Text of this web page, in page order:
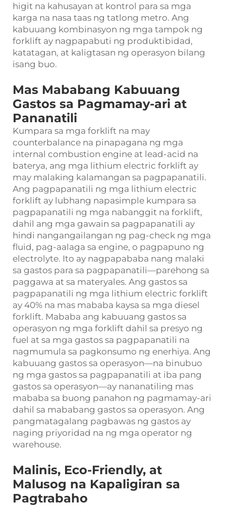
higit na kahusayan at kontrol para sa mga
karga na nasa taas ng tatlong metro. Ang
kabuuang kombinasyon ng mga tampok ng
forklift ay nagpapabuti ng produktibidad,
katatagan, at kaligtasan ng operasyon bilang
isang buo.
Mas Mababang Kabuuang
Gastos sa Pagmamay-ari at
Pananatili
Kumpara sa mga forklift na may
counterbalance na pinapagana ng mga
internal combustion engine at lead-acid na
baterya, ang mga lithium electric forklift ay
may malaking kalamangan sa pagpapanatili.
Ang pagpapanatili ng mga lithium electric
forklift ay lubhang napasimple kumpara sa
pagpapanatili ng mga nabanggit na forklift,
dahil ang mga gawain sa pagpapanatili ay
hindi nangangailangan ng pag-check ng mga
fluid, pag-aalaga sa engine, o pagpapuno ng
electrolyte. Ito ay nagpapababa nang malaki
sa gastos para sa pagpapanatili—parehong sa
paggawa at sa materyales. Ang gastos sa
pagpapanatili ng mga lithium electric forklift
ay 40% na mas mababa kaysa sa mga diesel
forklift. Mababa ang kabuuang gastos sa
operasyon ng mga forklift dahil sa presyo ng
fuel at sa mga gastos sa pagpapanatili na
nagmumula sa pagkonsumo ng enerhiya. Ang
kabuuang gastos sa operasyon—na binubuo
ng mga gastos sa pagpapanatili at iba pang
gastos sa operasyon—ay nananatiling mas
mababa sa buong panahon ng pagmamay-ari
dahil sa mababang gastos sa operasyon. Ang
pangmatagalang pagbawas ng gastos ay
naging priyoridad na ng mga operator ng
warehouse.
Malinis, Eco-Friendly, at
Malusog na Kapaligiran sa
Pagtrabaho